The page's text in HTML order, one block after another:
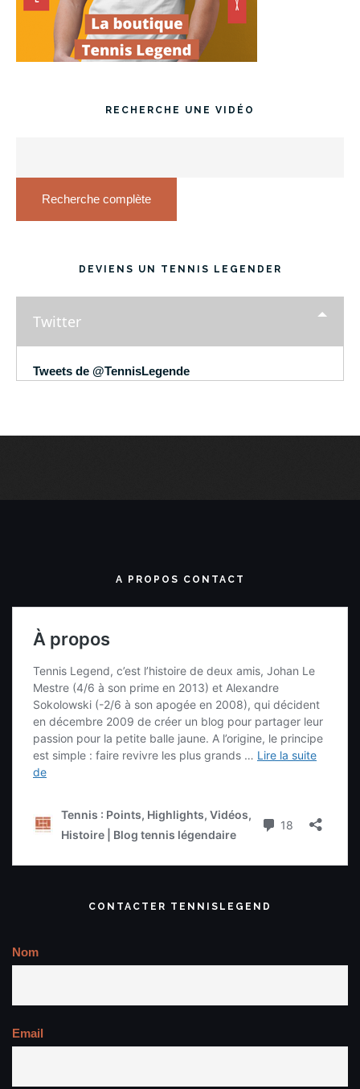
RECHERCHE UNE VIDÉO
Recherche complète
DEVIENS UN TENNIS LEGENDER
Twitter
Tweets de @TennisLegende
A PROPOS CONTACT
CONTACTER TENNISLEGEND
Nom
Email